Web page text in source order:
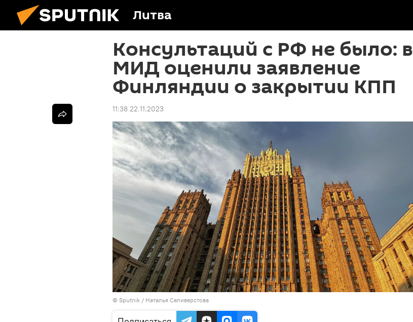
Литва
Консультаций с РФ не было: в
МИД оценили заявление
Финляндии о закрытии КПП
11:38 22.11.2023
© Sputnik / Наталья Селиверстова